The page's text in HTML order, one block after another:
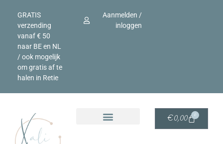
GRATIS
verzending
vanaf € 50
naar BE en NL
/ ook mogelijk
om gratis af te
halen in Retie
Aanmelden /
inloggen
€0,00 0